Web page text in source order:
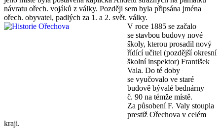
návratu ořech. vojáků z války. Později sem byla připsána jména
ořech. obyvatel, padlých za 1. a 2. svět. války.
V roce 1885 se začalo
se stavbou budovy nové
školy, kterou prosadil nový
řídící učitel (pozdější okresní
školní inspektor) František
Vala. Do té doby
se vyučovalo ve staré
budově bývalé bednárny
č. 90 na témže místě.
Za působení F. Valy stoupla
prestiž Ořechova v celém
kraji.